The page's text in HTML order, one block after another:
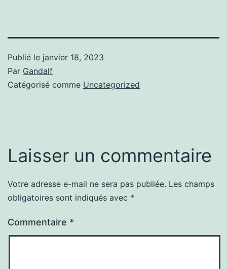
Publié le janvier 18, 2023
Par Gandalf
Catégorisé comme Uncategorized
Laisser un commentaire
Votre adresse e-mail ne sera pas publiée. Les champs
obligatoires sont indiqués avec *
Commentaire *